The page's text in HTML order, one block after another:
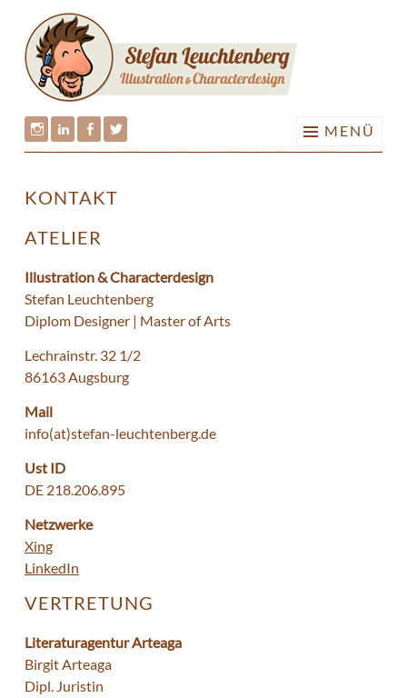
Springe
zum
Inhalt
MENÜ
Stefan
auf
Stefan
auf
Stefan
auf
Stefan
auf
KONTAKT
ATELIER
Illustration & Characterdesign
Stefan Leuchtenberg
Diplom Designer | Master of Arts
Lechrainstr. 32 1/2
86163 Augsburg
Mail
info(at)stefan-leuchtenberg.de
Ust ID
DE 218.206.895
Netzwerke
Xing
LinkedIn
VERTRETUNG
Literaturagentur Arteaga
Birgit Arteaga
Dipl. Juristin